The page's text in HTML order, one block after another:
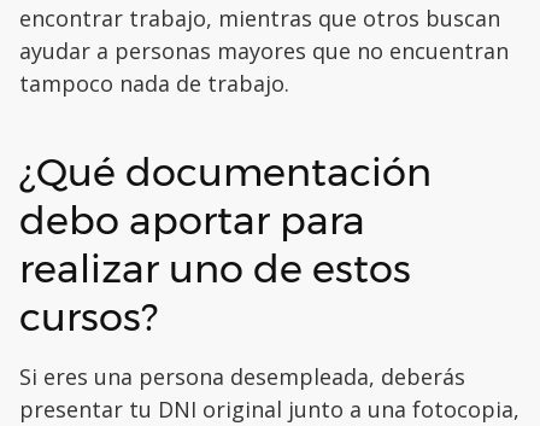
encontrar trabajo, mientras que otros buscan
ayudar a personas mayores que no encuentran
tampoco nada de trabajo.
¿Qué documentación
debo aportar para
realizar uno de estos
cursos?
Si eres una persona desempleada, deberás
presentar tu DNI original junto a una fotocopia,